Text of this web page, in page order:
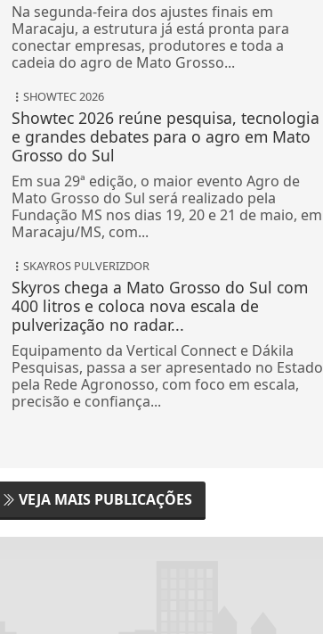
Na segunda-feira dos ajustes finais em
Maracaju, a estrutura já está pronta para
conectar empresas, produtores e toda a
cadeia do agro de Mato Grosso...
SHOWTEC 2026
Showtec 2026 reúne pesquisa, tecnologia
e grandes debates para o agro em Mato
Grosso do Sul
Em sua 29ª edição, o maior evento Agro de
Mato Grosso do Sul será realizado pela
Fundação MS nos dias 19, 20 e 21 de maio, em
Maracaju/MS, com...
SKAYROS PULVERIZDOR
Skyros chega a Mato Grosso do Sul com
400 litros e coloca nova escala de
pulverização no radar...
Equipamento da Vertical Connect e Dákila
Pesquisas, passa a ser apresentado no Estado
pela Rede Agronosso, com foco em escala,
precisão e confiança...
VEJA MAIS PUBLICAÇÕES